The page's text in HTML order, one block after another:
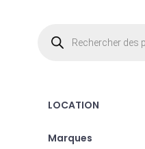
produits
LOCATION
Marques